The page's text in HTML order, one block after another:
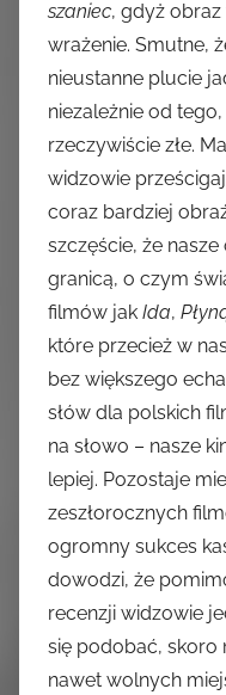
szaniec, gdyż obraz
wrażenie. Smutne,
nieustanne plucie
niezależnie od
rzeczywiście złe.
widzowie
coraz bardziej
szczęście, że
granicą, o czym
filmów jak Ida,
które przecież w
bez większego
słów dla polskich
na słowo – nasze
lepiej. Pozostaje
zeszłorocznych
ogromny sukces
dowodzi, że
recenzji widzowie
się podobać, skoro
nawet wolnych